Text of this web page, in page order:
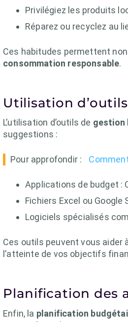
Privilégiez les produits
Réparez ou recyclez au
Ces habitudes permettent
consommation responsable.
Utilisation
L’utilisation d’outils de gestion
suggestions :
Pour approfondir :
Applications de budget :
Fichiers Excel ou
Logiciels spécialisés
Ces outils peuvent vous aider
l’atteinte de vos objectifs
Planification des
Enfin, la planification